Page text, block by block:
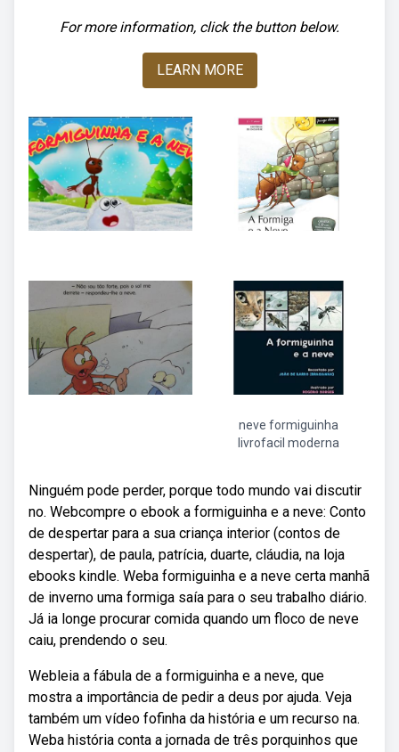
For more information, click the button below.
LEARN MORE
neve formiguinha
livrofacil moderna
Ninguém pode perder, porque todo mundo vai discutir
no. Webcompre o ebook a formiguinha e a neve: Conto
de despertar para a sua criança interior (contos de
despertar), de paula, patrícia, duarte, cláudia, na loja
ebooks kindle. Weba formiguinha e a neve certa manhã
de inverno uma formiga saía para o seu trabalho diário.
Já ia longe procurar comida quando um floco de neve
caiu, prendendo o seu.
Webleia a fábula de a formiguinha e a neve, que
mostra a importância de pedir a deus por ajuda. Veja
também um vídeo fofinha da história e um recurso na.
Weba história conta a jornada de três porquinhos que